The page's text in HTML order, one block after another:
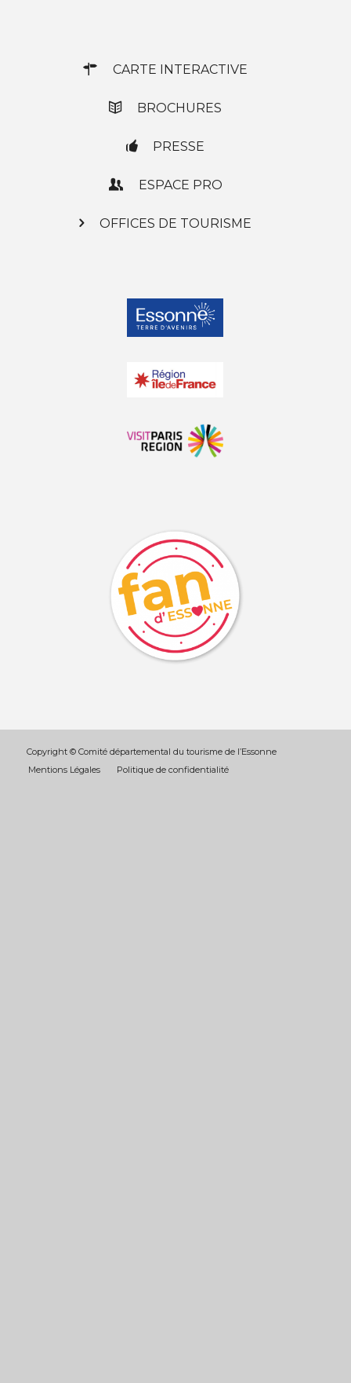
CARTE INTERACTIVE
BROCHURES
PRESSE
ESPACE PRO
OFFICES DE TOURISME
Copyright © Comité départemental du tourisme de l’Essonne
Mentions Légales
Politique de confidentialité